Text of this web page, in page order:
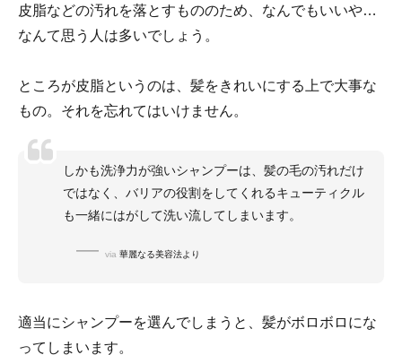
皮脂などの汚れを落とすもののため、なんでもいいや…
なんて思う人は多いでしょう。
ところが皮脂というのは、髪をきれいにする上で大事な
もの。それを忘れてはいけません。
しかも洗浄力が強いシャンプーは、髪の毛の汚れだけ
ではなく、バリアの役割をしてくれるキューティクル
も一緒にはがして洗い流してしまいます。
via 華麗なる美容法より
適当にシャンプーを選んでしまうと、髪がボロボロにな
ってしまいます。